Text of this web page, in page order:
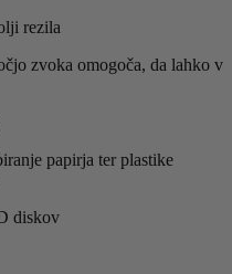
rezila
zvoka omogoča, da lahko v
papirja ter plastike
diskov